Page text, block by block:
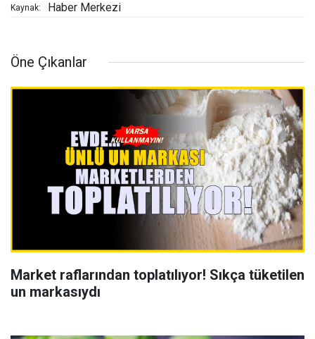
Kaynak: Haber Merkezi
Öne Çıkanlar
Market raflarından toplatılıyor! Sıkça tüketilen
un markasıydı